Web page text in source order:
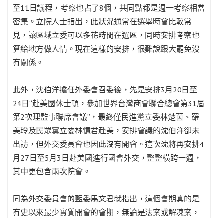
至11日議程，考察也占了8個，共同點都是週一考察相當
密集。立院人士指出，此狀況通常在選舉時會比較常
見，讓區域立委可以多花時間在選區，同時安排考察也
算給地方做人情。現在這樣的安排，很難說跟大罷免沒
有關係。
此外，沈伯洋擔任外委會召委後，先是安排3月20日至
24日“赴美國休士頓，參加世界台灣商會聯合總會第31屆
第2次理監事聯席會議”，最終僅民進黨立委林楚茵、羅
美玲及民眾黨立委林憶君赴美，安排會議的沈伯洋卻未
出訪，但外交委員會也因此沒有開會。這次沈將再安排4
月27日至5月3日赴美國進行國會外交，整整橫跨一週，
其中更包含兩次院會。
同為外交委員會的藍委馬文君就指出，這個會期真的是
有史以來最少實質開會的會期，無論是法案或解凍案，